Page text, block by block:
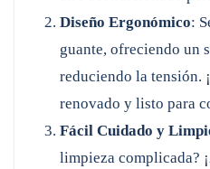
Diseño Ergonómico:
guante, ofreciendo un
reduciendo la tensión.
renovado y listo para
Fácil Cuidado y
limpieza complicada?